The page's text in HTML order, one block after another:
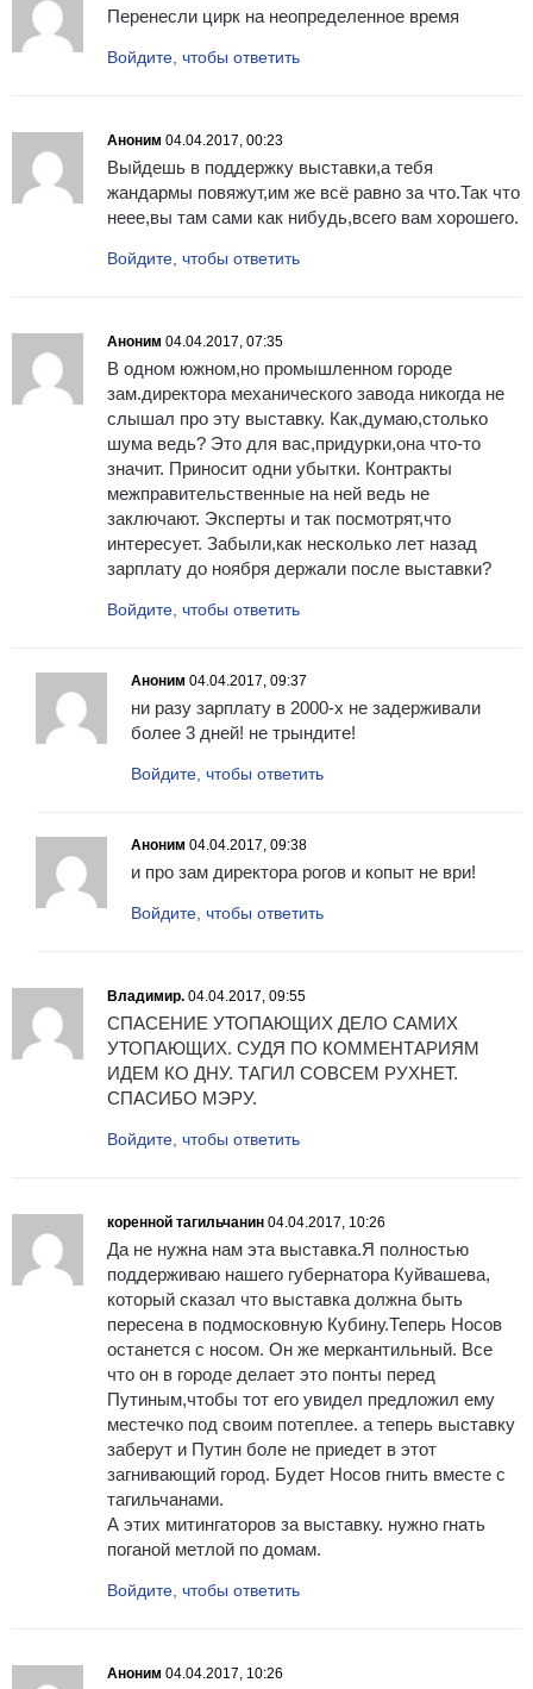
Перенесли цирк на неопределенное время
Войдите, чтобы ответить
Аноним 04.04.2017, 00:23
Выйдешь в поддержку выставки,а тебя
жандармы повяжут,им же всё равно за что.Так что
неее,вы там сами как нибудь,всего вам хорошего.
Войдите, чтобы ответить
Аноним 04.04.2017, 07:35
В одном южном,но промышленном городе
зам.директора механического завода никогда не
слышал про эту выставку. Как,думаю,столько
шума ведь? Это для вас,придурки,она что-то
значит. Приносит одни убытки. Контракты
межправительственные на ней ведь не
заключают. Эксперты и так посмотрят,что
интересует. Забыли,как несколько лет назад
зарплату до ноября держали после выставки?
Войдите, чтобы ответить
Аноним 04.04.2017, 09:37
ни разу зарплату в 2000-х не задерживали
более 3 дней! не трындите!
Войдите, чтобы ответить
Аноним 04.04.2017, 09:38
и про зам директора рогов и копыт не ври!
Войдите, чтобы ответить
Владимир. 04.04.2017, 09:55
СПАСЕНИЕ УТОПАЮЩИХ ДЕЛО САМИХ
УТОПАЮЩИХ. СУДЯ ПО КОММЕНТАРИЯМ
ИДЕМ КО ДНУ. ТАГИЛ СОВСЕМ РУХНЕТ.
СПАСИБО МЭРУ.
Войдите, чтобы ответить
коренной тагильчанин 04.04.2017, 10:26
Да не нужна нам эта выставка.Я полностью
поддерживаю нашего губернатора Куйвашева,
который сказал что выставка должна быть
пересена в подмосковную Кубину.Теперь Носов
останется с носом. Он же меркантильный. Все
что он в городе делает это понты перед
Путиным,чтобы тот его увидел предложил ему
местечко под своим потеплее. а теперь выставку
заберут и Путин боле не приедет в этот
загнивающий город. Будет Носов гнить вместе с
тагильчанами.
А этих митингаторов за выставку. нужно гнать
поганой метлой по домам.
Войдите, чтобы ответить
Аноним 04.04.2017, 10:26